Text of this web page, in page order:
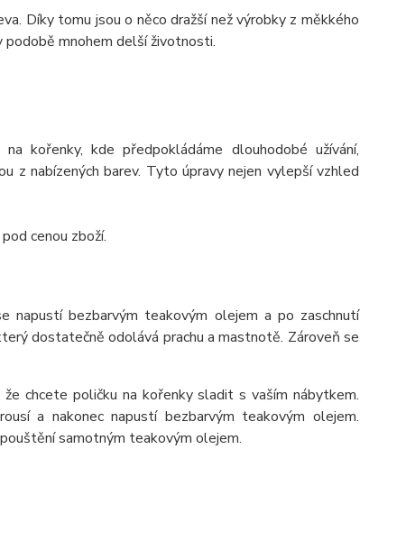
Díky tomu jsou o něco dražší než výrobky z měkkého
podobě mnohem delší životnosti.
kořenky, kde předpokládáme dlouhodobé užívání,
z nabízených barev. Tyto úpravy nejen vylepší vzhled
cenou zboží.
napustí bezbarvým teakovým olejem a po zaschnutí
dostatečně odolává prachu a mastnotě. Zároveň se
chcete poličku na kořenky sladit s vaším nábytkem.
a nakonec napustí bezbarvým teakovým olejem.
samotným teakovým olejem.